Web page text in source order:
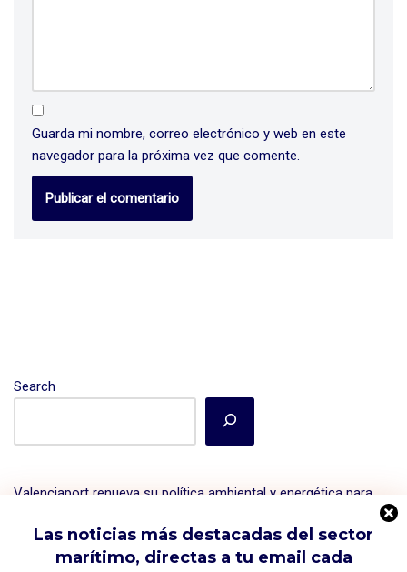
Las noticias más destacadas del sector
marítimo, directas a tu email cada
Guarda mi nombre, correo electrónico y web en este
navegador para la próxima vez que comente.
Search
Valenciaport renueva su política ambiental y energética para
Índices de fletes marítimos: qué son el Drewry WCI y el SCFI